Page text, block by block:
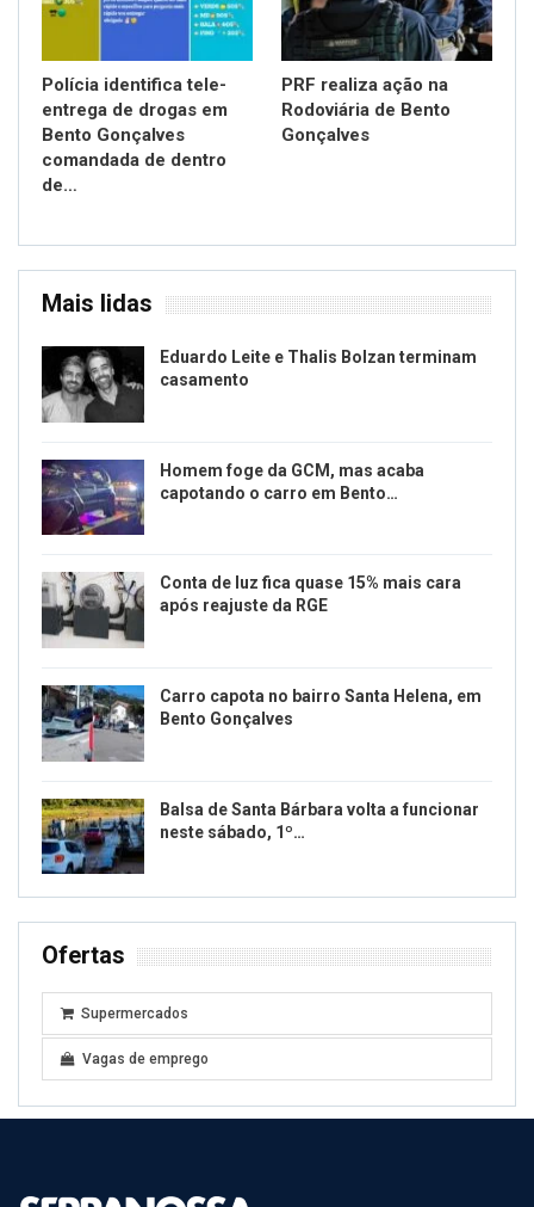
Polícia identifica tele-
entrega de drogas em
Bento Gonçalves
comandada de dentro
de…
PRF realiza ação na
Rodoviária de Bento
Gonçalves
Mais lidas
Eduardo Leite e Thalis Bolzan terminam
casamento
Homem foge da GCM, mas acaba
capotando o carro em Bento…
Conta de luz fica quase 15% mais cara
após reajuste da RGE
Carro capota no bairro Santa Helena, em
Bento Gonçalves
Balsa de Santa Bárbara volta a funcionar
neste sábado, 1º…
Ofertas
Supermercados
Vagas de emprego